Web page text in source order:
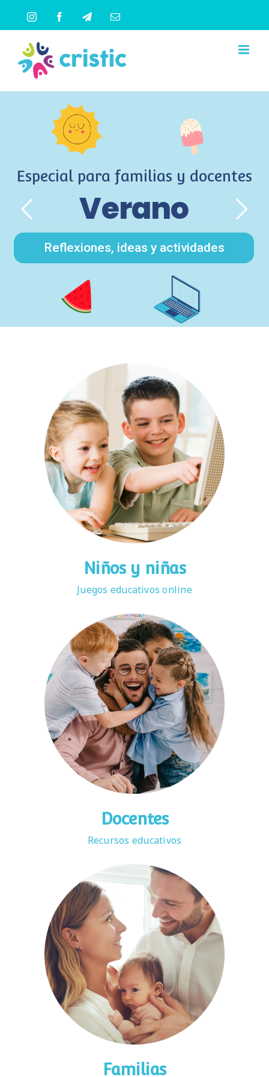
contenido
InstagramFacebookTelegramCorreo
Reflexiones, ideas y actividades
Verano
Especial para familias y docentes
Niños y niñas
Juegos educativos online
Docentes
Recursos educativos
Familias